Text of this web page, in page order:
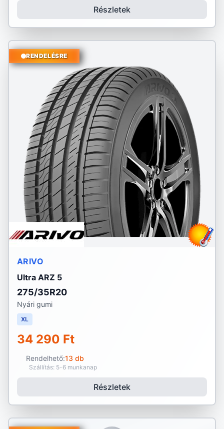
Részletek
RENDELÉSRE
ARIVO
Ultra ARZ 5
275/35R20
Nyári gumi
XL
34 290 Ft
Rendelhető:13 db
Szállítás: 5-6 munkanap
Részletek